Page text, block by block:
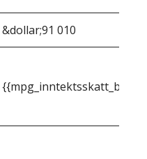
&dollar;91 010